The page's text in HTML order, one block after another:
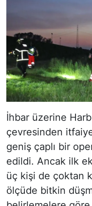
İhbar üzerine
çevresinden
geniş çaplı bir
edildi. Ancak ilk
üç kişi de çoktan
ölçüde bitkin